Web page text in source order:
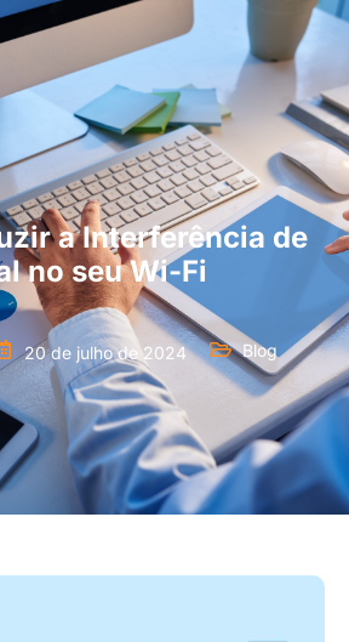
a Interferência de
no seu Wi-Fi
20 de julho de 2024 Blog